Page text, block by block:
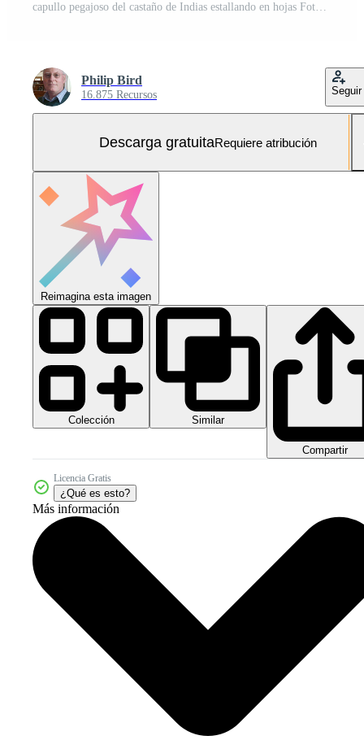
capullo pegajoso del castaño de Indias estallando en hojas Foto Gratis
Philip Bird
16.875 Recursos Seguir
Descarga gratuitaRequiere atribución
Reimagina esta imagen
Colección Similar
Compartir
Licencia Gratis
¿Qué es esto?
Más información